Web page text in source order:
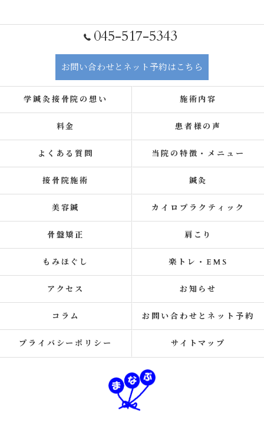
045-517-5343
お問い合わせとネット予約はこちら
学鍼灸接骨院の想い 施術内容
料金 患者様の声
よくある質問 当院の特徴・メニュー
接骨院施術 鍼灸
美容鍼 カイロプラクティック
骨盤矯正 肩こり
もみほぐし 楽トレ・EMS
アクセス お知らせ
コラム お問い合わせとネット予約
プライバシーポリシー サイトマップ